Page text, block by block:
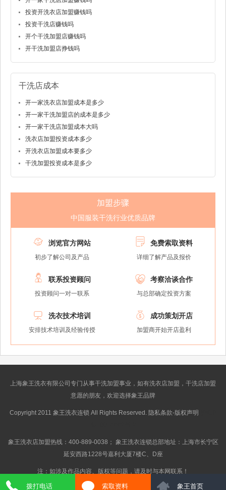
投资开洗衣店加盟赚钱吗
投资干洗店赚钱吗
开个干洗加盟店赚钱吗
开干洗加盟店挣钱吗
干洗店成本
开一家洗衣店加盟成本是多少
开一家干洗加盟店的成本是多少
开一家干洗店加盟成本大吗
洗衣店加盟投资成本多少
开洗衣店加盟成本要多少
干洗加盟投资成本是多少
加盟步骤
中国服装干洗行业优质品牌
 浏览官方网站
初步了解公司及产品
 免费索取资料
详细了解产品及报价
 联系投资顾问
投资顾问一对一联系
 考察洽谈合作
与总部确定投资方案
 洗衣技术培训
安排技术培训及经验传授
 成功策划开店
加盟商开始开店盈利
上海象王洗衣有限公司专门从事干洗加盟事业，如有洗衣店加盟，干洗店加盟
意愿的朋友，欢迎选择象王品牌
Copyright 2011 象王洗衣连锁 All Rights Reserved. 隐私条款-版权声明
象王洗衣店加盟热线：400-889-0038； 象王洗衣连锁总部地址：上海市长宁区
延安西路1228号嘉利大厦7楼C、D座
注：如涉及作品内容、版权等问题，请及时与本网联系！
拨打电话 索取资料 象王首页